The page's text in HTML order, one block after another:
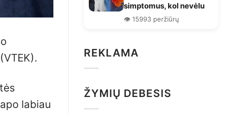
labiau
simptomus, kol nevėlu
👁️ 15993 peržiūrų
REKLAMA
ŽYMIŲ DEBESIS